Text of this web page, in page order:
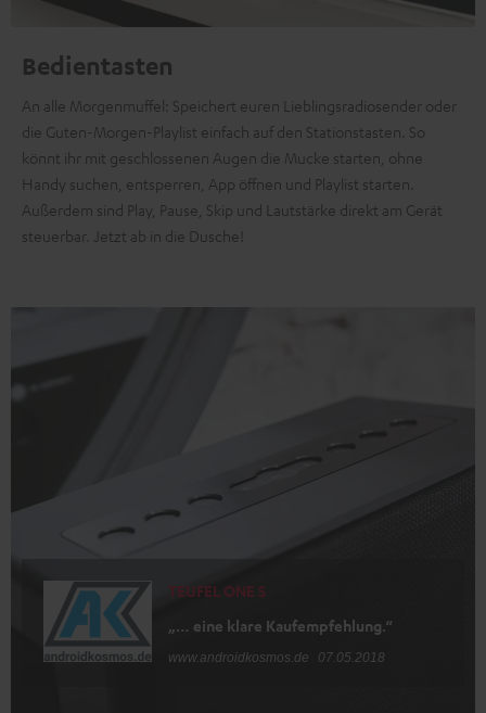
Bedientasten
An alle Morgenmuffel: Speichert euren Lieblingsradiosender oder
die Guten-Morgen-Playlist einfach auf den Stationstasten. So
könnt ihr mit geschlossenen Augen die Mucke starten, ohne
Handy suchen, entsperren, App öffnen und Playlist starten.
Außerdem sind Play, Pause, Skip und Lautstärke direkt am Gerät
steuerbar. Jetzt ab in die Dusche!
TEUFEL ONE S
„… eine klare Kaufempfehlung.“
www.androidkosmos.de 07.05.2018